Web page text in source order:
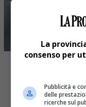
Share
La
consenso per
Pubblicità e
delle
ricerche sul